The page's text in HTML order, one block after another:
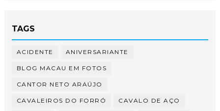
TAGS
ACIDENTE ANIVERSARIANTE
BLOG MACAU EM FOTOS
CANTOR NETO ARAÚJO
CAVALEIROS DO FORRÓ CAVALO DE AÇO